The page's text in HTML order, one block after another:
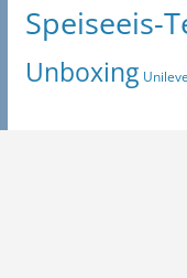
Speiseeis-
Unboxing